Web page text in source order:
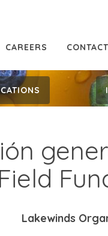
CAREERS
Lakewinds